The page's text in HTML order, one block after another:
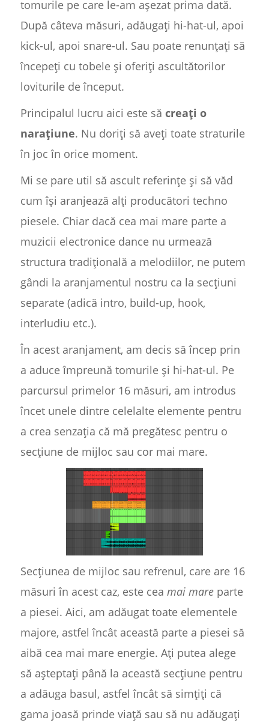
tomurile pe care le-am așezat prima dată.
După câteva măsuri, adăugați hi-hat-ul, apoi
kick-ul, apoi snare-ul. Sau poate renunțați să
începeți cu tobele și oferiți ascultătorilor
loviturile de început.
Principalul lucru aici este să creați o
narațiune. Nu doriți să aveți toate straturile
în joc în orice moment.
Mi se pare util să ascult referințe și să văd
cum își aranjează alți producători techno
piesele. Chiar dacă cea mai mare parte a
muzicii electronice dance nu urmează
structura tradițională a melodiilor, ne putem
gândi la aranjamentul nostru ca la secțiuni
separate (adică intro, build-up, hook,
interludiu etc.).
În acest aranjament, am decis să încep prin
a aduce împreună tomurile și hi-hat-ul. Pe
parcursul primelor 16 măsuri, am introdus
încet unele dintre celelalte elemente pentru
a crea senzația că mă pregătesc pentru o
secțiune de mijloc sau cor mai mare.
Secțiunea de mijloc sau refrenul, care are 16
măsuri în acest caz, este cea mai mareparte
a piesei. Aici, am adăugat toate elementele
majore, astfel încât această parte a piesei să
aibă cea mai mare energie. Ați putea alege
să așteptați până la această secțiune pentru
a adăuga basul, astfel încât să simțiți că
gama joasă prinde viață sau să nu adăugați